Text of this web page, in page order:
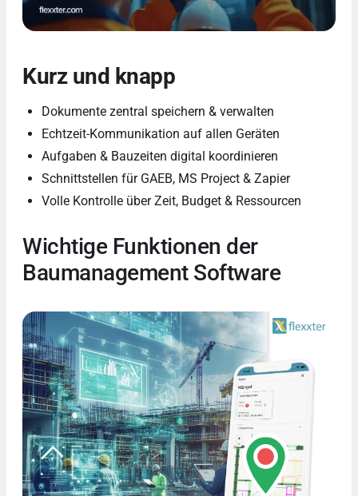
Kurz und knapp
Dokumente zentral speichern & verwalten
Echtzeit-Kommunikation auf allen Geräten
Aufgaben & Bauzeiten digital koordinieren
Schnittstellen für GAEB, MS Project & Zapier
Volle Kontrolle über Zeit, Budget & Ressourcen
Wichtige Funktionen der
Baumanagement Software